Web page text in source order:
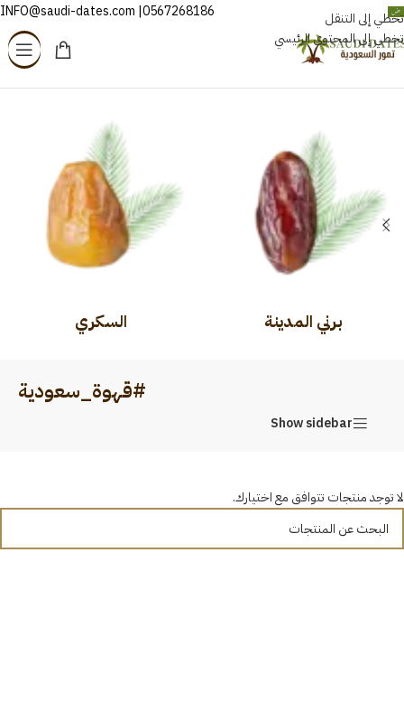
تخطي إلى التنقل
تخطي إلى المحتوى الرئيسي
العربية 0567268186| INFO@saudi-dates.com
الرئيسية/منتجات تحت الوسم “#قهوة_سعودية”
برني المدينة السكري
#قهوة_سعودية
Show sidebar
لا توجد منتجات تتوافق مع اختيارك.